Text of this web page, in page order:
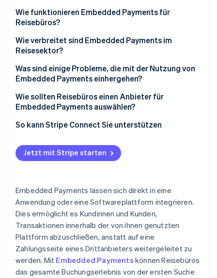
Wie funktionieren Embedded Payments für
Reisebüros?
Nutzung einer Buchungsplattform
Buchungssystems
Wie verbreitet sind Embedded Payments im
Reisesektor?
Was sind einige Probleme, die mit der Nutzung von
Embedded Payments einhergehen?
Wie sollten Reisebüros einen Anbieter für
Embedded Payments auswählen?
So kann Stripe Connect Sie unterstützen
Jetzt mit Stripe starten
Embedded Payments lassen sich direkt in eine
Anwendung oder eine Softwareplattform integrieren.
Dies ermöglicht es Kundinnen und Kunden,
Transaktionen innerhalb der von ihnen genutzten
Plattform abzuschließen, anstatt auf eine
Zahlungsseite eines Drittanbieters weitergeleitet zu
werden. Mit Embedded Payments können Reisebüros
das gesamte Buchungserlebnis von der ersten Suche